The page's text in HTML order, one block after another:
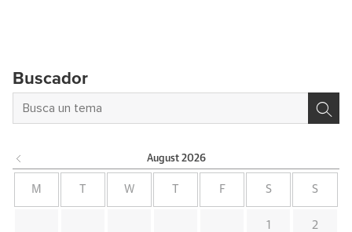
Buscador
August 2026
M W F S S
1 2